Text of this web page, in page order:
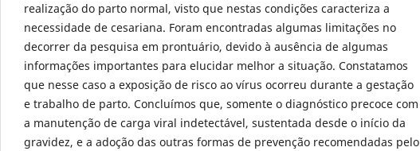
realização do parto normal, visto que nestas condições caracteriza a
necessidade de cesariana. Foram encontradas algumas limitações no
decorrer da pesquisa em prontuário, devido à ausência de algumas
informações importantes para elucidar melhor a situação. Constatamos
que nesse caso a exposição de risco ao vírus ocorreu durante a gestação
e trabalho de parto. Concluímos que, somente o diagnóstico precoce com
a manutenção de carga viral indetectável, sustentada desde o início da
gravidez, e a adoção das outras formas de prevenção recomendadas pelo